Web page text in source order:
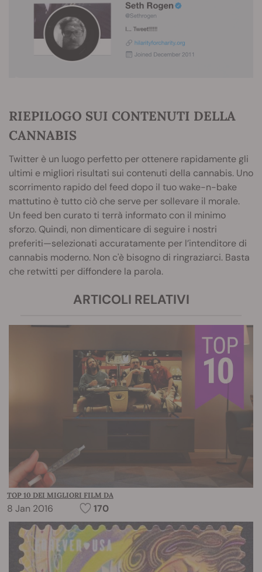
RIEPILOGO SUI CONTENUTI DELLA
CANNABIS
Twitter è un luogo perfetto per ottenere rapidamente gli
ultimi e migliori risultati sui contenuti della cannabis. Uno
scorrimento rapido del feed dopo il tuo wake-n-bake
mattutino è tutto ciò che serve per sollevare il morale.
Un feed ben curato ti terrà informato con il minimo
sforzo. Quindi, non dimenticare di seguire i nostri
preferiti—selezionati accuratamente per l’intenditore di
cannabis moderno. Non c'è bisogno di ringraziarci. Basta
che retwitti per diffondere la parola.
ARTICOLI RELATIVI
TOP 10 DEI MIGLIORI FILM DA
8 Jan 2016 170